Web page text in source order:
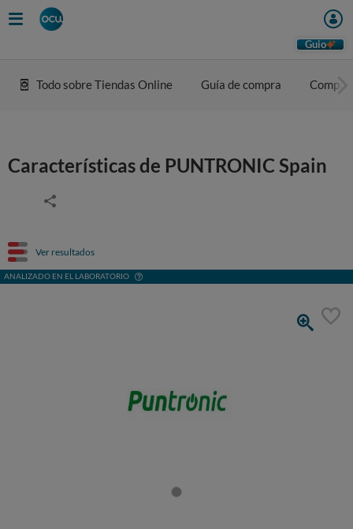
Guio
Todo sobre Tiendas Online Guía de compra
Características de PUNTRONIC Spain
Ver resultados
ANALIZADO EN EL LABORATORIO